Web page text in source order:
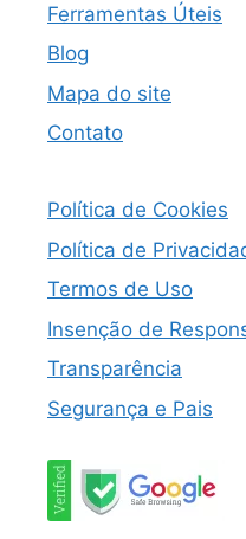
Ferramentas Úteis
Blog
Mapa do site
Contato
Política de Cookies
Política de
Termos de Uso
Insenção de
Transparência
Segurança e Pais